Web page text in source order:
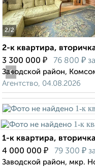
2/2
2-к квартира,
3 300 000 ₽ 76 800 ₽
Заводской район,
Агентство, 04.08.2026
‹
1-к квартира,
4 000 000 ₽ 79 300 ₽
Заводской район, мкр.